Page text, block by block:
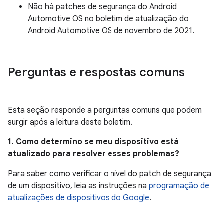
Não há patches de segurança do Android
Automotive OS no boletim de atualização do
Android Automotive OS de novembro de 2021.
Perguntas e respostas comuns
Esta seção responde a perguntas comuns que podem
surgir após a leitura deste boletim.
1. Como determino se meu dispositivo está
atualizado para resolver esses problemas?
Para saber como verificar o nível do patch de segurança
de um dispositivo, leia as instruções na programação de
atualizações de dispositivos do Google.